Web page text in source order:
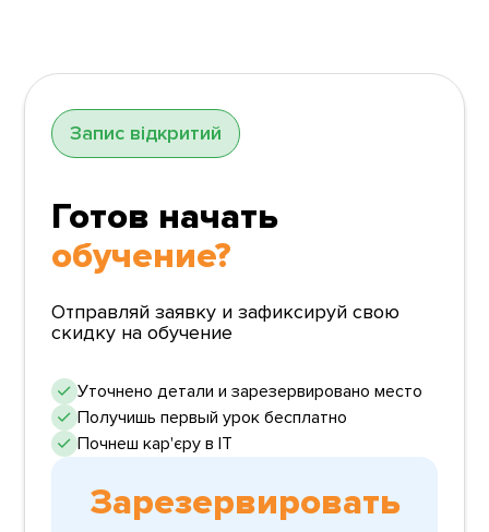
Запис відкритий
Готов начать
обучение?
Отправляй заявку и зафиксируй свою
скидку на обучение
Уточнено детали и зарезервировано место
Получишь первый урок бесплатно
Почнеш кар'єру в ІТ
Зарезервировать